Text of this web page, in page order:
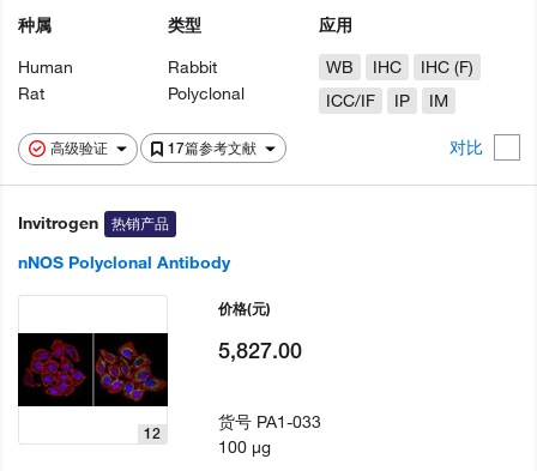
高级验证 17篇参考文献 对比
种属
Human
Rat
类型
Rabbit
Polyclonal
应用
WB
IHC
IHC (F)
ICC/IF
IP IM
Invitrogen 热销产品
nNOS Polyclonal Antibody
12
价格(元)
5,827.00
货号 PA1-033
100 µg